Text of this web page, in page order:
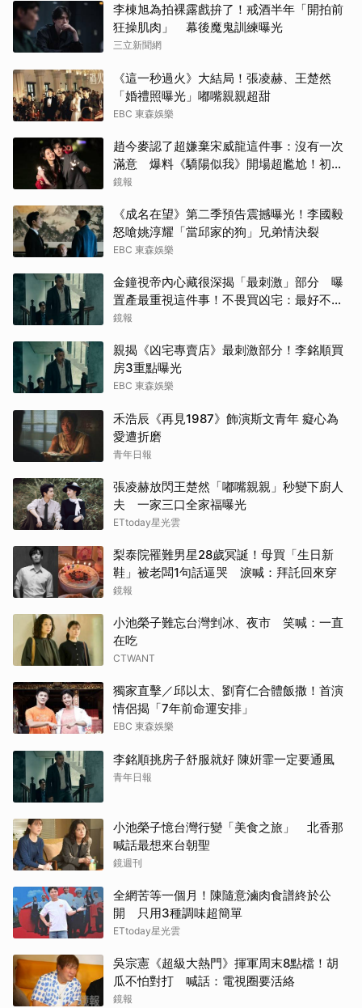
金宣
柳樂
田
李棟旭為拍裸露戲拚了！戒酒半年「開拍前
狂操肌肉」 幕後魔鬼訓練曝光
三立新聞網
《這一秒過火》大結局！張凌赫、王楚然
「婚禮照曝光」嘟嘴親親超甜
EBC 東森娛樂
趙今麥認了超嫌棄宋威龍這件事：沒有一次
滿意 爆料《驕陽似我》開場超尷尬！初見
面就上演親密戲
鏡報
《成名在望》第二季預告震撼曝光！李國毅
怒嗆姚淳耀「當邱家的狗」兄弟情決裂
EBC 東森娛樂
金鐘視帝內心藏很深揭「最刺激」部分 曝
置產最重視這件事！不畏買凶宅：最好不要
知道
鏡報
親揭《凶宅專賣店》最刺激部分！李銘順買
房3重點曝光
EBC 東森娛樂
禾浩辰《再見1987》飾演斯文青年 癡心為
愛遭折磨
青年日報
張凌赫放閃王楚然「嘟嘴親親」秒變下廚人
夫 一家三口全家福曝光
ETtoday星光雲
梨泰院罹難男星28歲冥誕！母買「生日新
鞋」被老闆1句話逼哭 淚喊：拜託回來穿
鏡報
小池榮子難忘台灣剉冰、夜市 笑喊：一直
在吃
CTWANT
獨家直擊／邱以太、劉育仁合體飯撒！首演
情侶揭「7年前命運安排」
EBC 東森娛樂
李銘順挑房子舒服就好 陳姸霏一定要通風
青年日報
小池榮子憶台灣行變「美食之旅」 北香那
喊話最想來台朝聖
鏡週刊
全網苦等一個月！陳隨意滷肉食譜終於公
開 只用3種調味超簡單
ETtoday星光雲
吳宗憲《超級大熱門》揮軍周末8點檔！胡
瓜不怕對打 喊話：電視圈要活絡
鏡報